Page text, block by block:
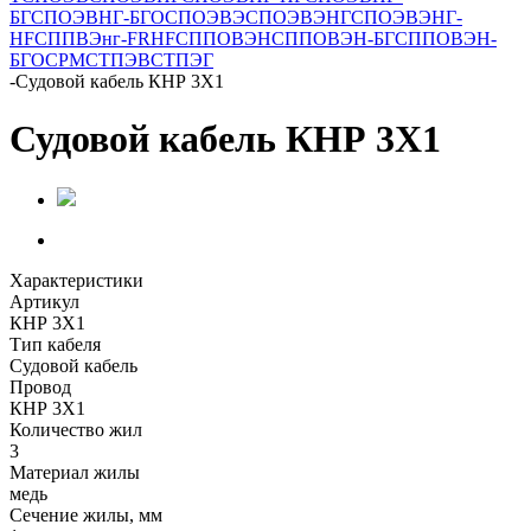
БГСПОЭВНГ-БГОСПОЭВЭСПОЭВЭНГСПОЭВЭНГ-
HFСППВЭнг-FRHFСППОВЭНСППОВЭН-БГСППОВЭН-
БГОСРМСТПЭВСТПЭГ
-Судовой кабель КНР 3Х1
Судовой кабель КНР 3Х1
Характеристики
Артикул
КНР 3Х1
Тип кабеля
Судовой кабель
Провод
КНР 3Х1
Количество жил
3
Материал жилы
медь
Сечение жилы, мм